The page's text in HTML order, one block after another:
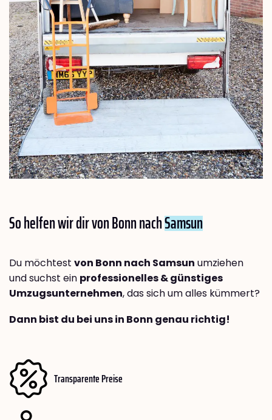
So helfen wir dir von Bonn nachSamsun
Du möchtest von Bonn nach Samsun umziehen
und suchst ein professionelles & günstiges
Umzugsunternehmen, das sich um alles kümmert?
Dann bist du bei uns in Bonn genau richtig!
Transparente Preise